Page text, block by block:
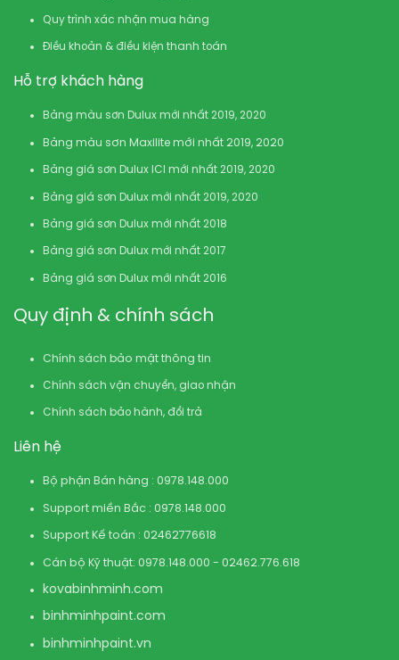
Quy trình xác nhận mua hàng
Điều khoản & điều kiện thanh toán
Hỗ trợ khách hàng
Bảng màu sơn Dulux mới nhất 2019, 2020
Bảng màu sơn Maxilite mới nhất 2019, 2020
Bảng giá sơn Dulux ICI mới nhất 2019, 2020
Bảng giá sơn Dulux mới nhất 2019, 2020
Bảng giá sơn Dulux mới nhất 2018
Bảng giá sơn Dulux mới nhất 2017
Bảng giá sơn Dulux mới nhất 2016
Quy định & chính sách
Chính sách bảo mật thông tin
Chính sách vận chuyển, giao nhận
Chính sách bảo hành, đổi trả
Liên hệ
Bộ phận Bán hàng : 0978.148.000
Support miền Bắc : 0978.148.000
Support Kế toán : 02462776618
Cán bộ Kỹ thuật: 0978.148.000 - 02462.776.618
kovabinhminh.com
binhminhpaint.com
binhminhpaint.vn